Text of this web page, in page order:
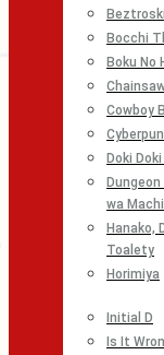
Bocchi
Boku No
Cowboy
Doki
wa
Hanako,
Toalety
Horimiya
Initial D
Is It